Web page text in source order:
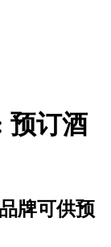
预订酒
牌可供预